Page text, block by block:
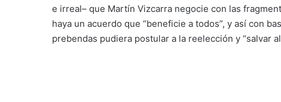
e irreal– que Martín Vizcarra negocie con las
haya un acuerdo que “beneficie a todos”, y así con
prebendas pudiera postular a la reelección y “salvar